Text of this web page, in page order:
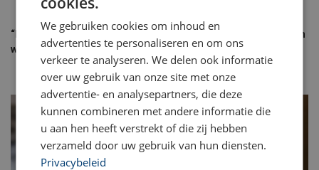
“Ik heb het nog nooit meegemaakt dat een item niet getest kon
worden”
We gebruiken cookies om inhoud en
advertenties te personaliseren en om ons
verkeer te analyseren. We delen ook informatie
over uw gebruik van onze site met onze
advertentie- en analysepartners, die deze
kunnen combineren met andere informatie die
u aan hen heeft verstrekt of die zij hebben
verzameld door uw gebruik van hun diensten.
Privacybeleid